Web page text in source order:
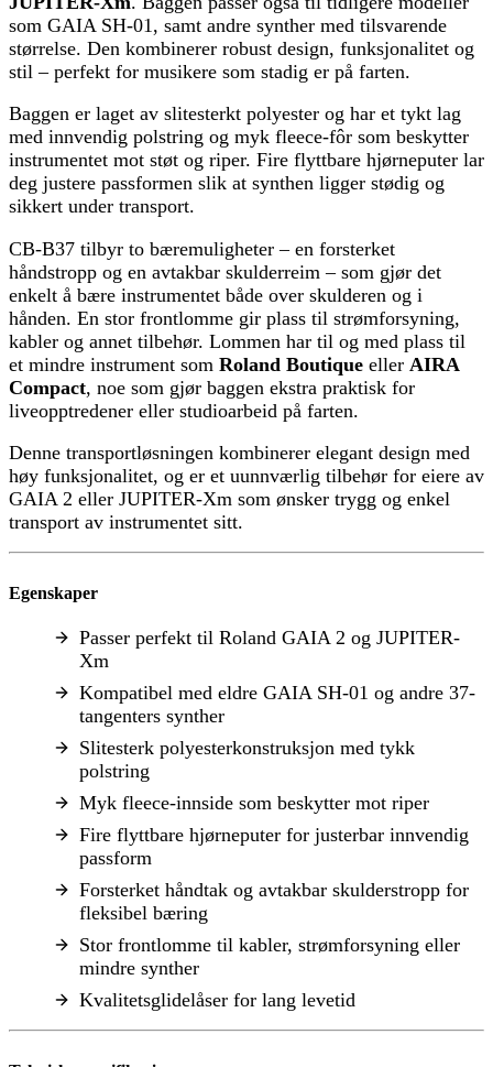
som GAIA SH-01, samt andre synther med tilsvarende
størrelse. Den kombinerer robust design, funksjonalitet og
stil – perfekt for musikere som stadig er på farten.
Baggen er laget av slitesterkt polyester og har et tykt lag
med innvendig polstring og myk fleece-fôr som beskytter
instrumentet mot støt og riper. Fire flyttbare hjørneputer lar
deg justere passformen slik at synthen ligger stødig og
sikkert under transport.
CB-B37 tilbyr to bæremuligheter – en forsterket
håndstropp og en avtakbar skulderreim – som gjør det
enkelt å bære instrumentet både over skulderen og i
hånden. En stor frontlomme gir plass til strømforsyning,
kabler og annet tilbehør. Lommen har til og med plass til
et mindre instrument som Roland Boutique eller AIRA
Compact, noe som gjør baggen ekstra praktisk for
liveopptredener eller studioarbeid på farten.
Denne transportløsningen kombinerer elegant design med
høy funksjonalitet, og er et uunnværlig tilbehør for eiere av
GAIA 2 eller JUPITER-Xm som ønsker trygg og enkel
transport av instrumentet sitt.
Egenskaper
Passer perfekt til Roland GAIA 2 og JUPITER-
Xm
Kompatibel med eldre GAIA SH-01 og andre 37-
tangenters synther
Slitesterk polyesterkonstruksjon med tykk
polstring
Myk fleece-innside som beskytter mot riper
Fire flyttbare hjørneputer for justerbar innvendig
passform
Forsterket håndtak og avtakbar skulderstropp for
fleksibel bæring
Stor frontlomme til kabler, strømforsyning eller
mindre synther
Kvalitetsglidelåser for lang levetid